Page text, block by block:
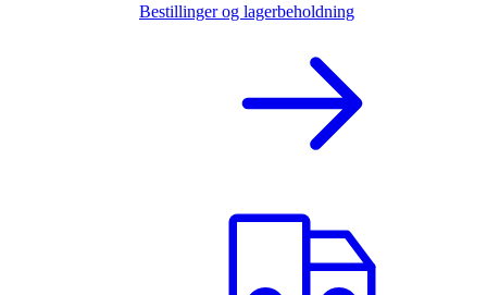
Bestillinger og lagerbeholdning